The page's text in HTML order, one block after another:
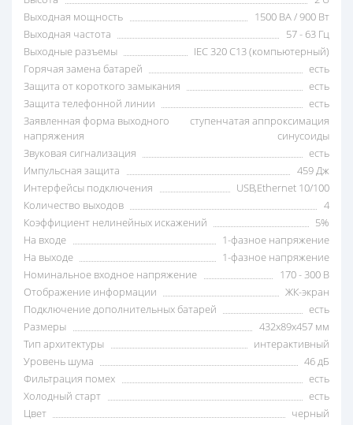
Выходная мощность
1500 ВА / 900 Вт
Выходная частота
57 - 63 Гц
Выходные разъемы
IEC 320 C13 (компьютерный)
Горячая замена батарей
есть
Защита от короткого замыкания
есть
Защита телефонной линии
есть
Заявленная форма выходного
напряжения
ступенчатая аппроксимация
синусоиды
Звуковая сигнализация
есть
Импульсная защита
459 Дж
Интерфейсы подключения
USB,Ethernet 10/100
Количество выходов
4
Коэффициент нелинейных искажений
5%
На входе
1-фазное напряжение
На выходе
1-фазное напряжение
Номинальное входное напряжение
170 - 300 В
Отображение информации
ЖК-экран
Подключение дополнительных батарей
есть
Размеры
432x89x457 мм
Тип архитектуры
интерактивный
Уровень шума
46 дБ
Фильтрация помех
есть
Холодный старт
есть
Цвет
черный